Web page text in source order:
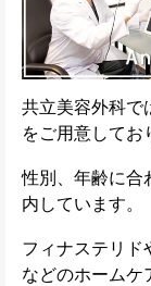
共立美容外科で
をご用意してお
性別、年齢に合
内しています。
フィナステリド
などのホームケ